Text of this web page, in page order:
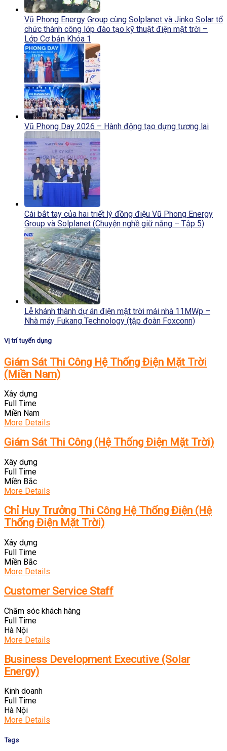
Vũ Phong Energy Group cùng Solplanet và Jinko Solar tổ
chức thành công lớp đào tạo kỹ thuật điện mặt trời –
Lớp Cơ bản Khóa 1
Vũ Phong Day 2026 – Hành động tạo dựng tương lai
Cái bắt tay của hai triết lý đồng điệu Vũ Phong Energy
Group và Solplanet (Chuyện nghề giữ nắng – Tập 5)
Lễ khánh thành dự án điện mặt trời mái nhà 11MWp –
Nhà máy Fukang Technology (tập đoàn Foxconn)
Vị trí tuyển dụng
Giám Sát Thi Công Hệ Thống Điện Mặt Trời
(Miền Nam)
Xây dựng
Full Time
Miền Nam
More Details
Giám Sát Thi Công (Hệ Thống Điện Mặt Trời)
Xây dựng
Full Time
Miền Bắc
More Details
Chỉ Huy Trưởng Thi Công Hệ Thống Điện (Hệ
Thống Điện Mặt Trời)
Xây dựng
Full Time
Miền Bắc
More Details
Customer Service Staff
Chăm sóc khách hàng
Full Time
Hà Nội
More Details
Business Development Executive (Solar
Energy)
Kinh doanh
Full Time
Hà Nội
More Details
Tags